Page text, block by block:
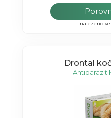
nalezeno
Drontal